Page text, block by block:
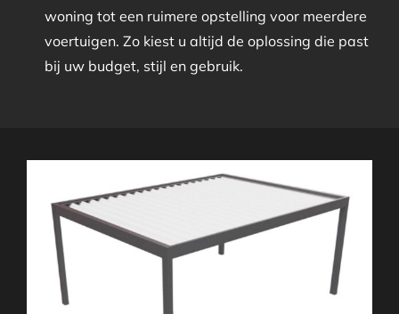
woning tot een ruimere opstelling voor meerdere
voertuigen. Zo kiest u altijd de oplossing die past
bij uw budget, stijl en gebruik.